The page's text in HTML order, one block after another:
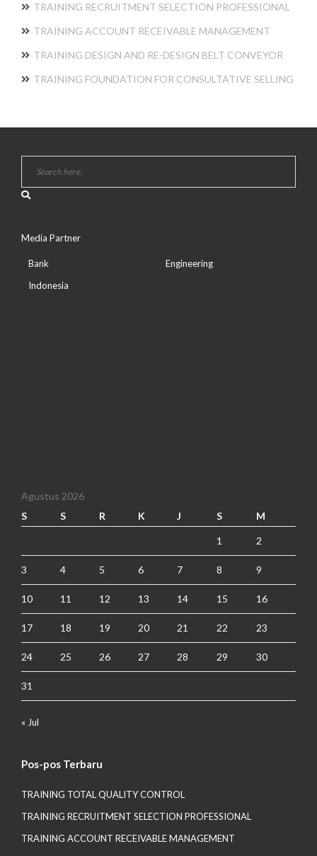
TRAINING RECRUITMENT SELECTION PROFESSIONAL
TRAINING ACCOUNT RECEIVABLE MANAGEMENT
TRAINING DESIGN AND RE-DESIGN BELT CONVEYOR
TRAINING FOUNDATION FOR CONSULTATIVE SELLING
Media Partner
Bank
Indonesia
Engineering
Agustus 2026
S
S R K J S M
1 2
3 4 5 6 7 8 9
10 11 12 13 14 15 16
17 18 19 20 21 22 23
24 25 26 27 28 29 30
31
« Jul
Pos-pos Terbaru
TRAINING TOTAL QUALITY CONTROL
TRAINING RECRUITMENT SELECTION PROFESSIONAL
TRAINING ACCOUNT RECEIVABLE MANAGEMENT